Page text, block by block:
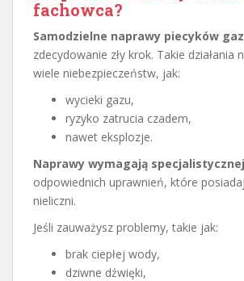
fachowca?
Samodzielne naprawy piecyków
zdecydowanie zły krok. Takie działania
wiele niebezpieczeństw, jak:
wycieki gazu,
ryzyko zatrucia czadem,
nawet eksplozje.
Naprawy wymagają
odpowiednich uprawnień, które
nieliczni.
Jeśli zauważysz problemy, takie jak:
brak ciepłej wody,
dziwne dźwięki,